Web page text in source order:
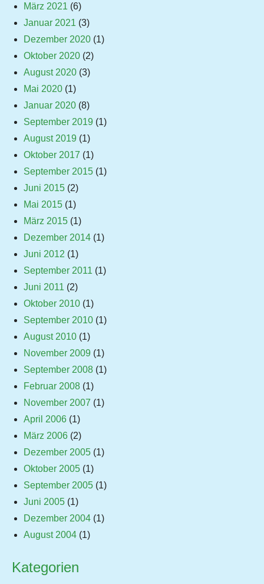
März 2021 (6)
Januar 2021 (3)
Dezember 2020 (1)
Oktober 2020 (2)
August 2020 (3)
Mai 2020 (1)
Januar 2020 (8)
September 2019 (1)
August 2019 (1)
Oktober 2017 (1)
September 2015 (1)
Juni 2015 (2)
Mai 2015 (1)
März 2015 (1)
Dezember 2014 (1)
Juni 2012 (1)
September 2011 (1)
Juni 2011 (2)
Oktober 2010 (1)
September 2010 (1)
August 2010 (1)
November 2009 (1)
September 2008 (1)
Februar 2008 (1)
November 2007 (1)
April 2006 (1)
März 2006 (2)
Dezember 2005 (1)
Oktober 2005 (1)
September 2005 (1)
Juni 2005 (1)
Dezember 2004 (1)
August 2004 (1)
Kategorien